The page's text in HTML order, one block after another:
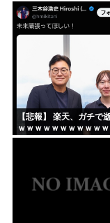
ｗｗｗｗｗ
【悲報】 楽天、ガチで
ｗｗｗｗｗｗｗｗｗｗ
ｗｗｗｗ